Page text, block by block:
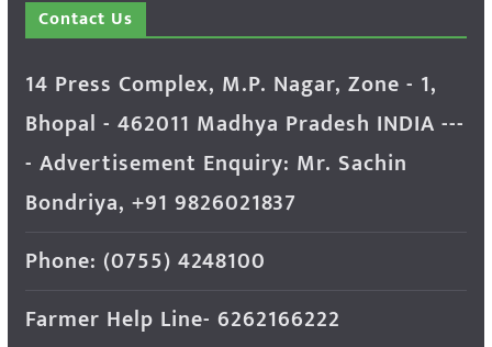
Contact Us
14 Press Complex, M.P. Nagar, Zone - 1,
Bhopal - 462011 Madhya Pradesh INDIA ---
- Advertisement Enquiry: Mr. Sachin
Bondriya, +91 9826021837
Phone: (0755) 4248100
Farmer Help Line- 6262166222